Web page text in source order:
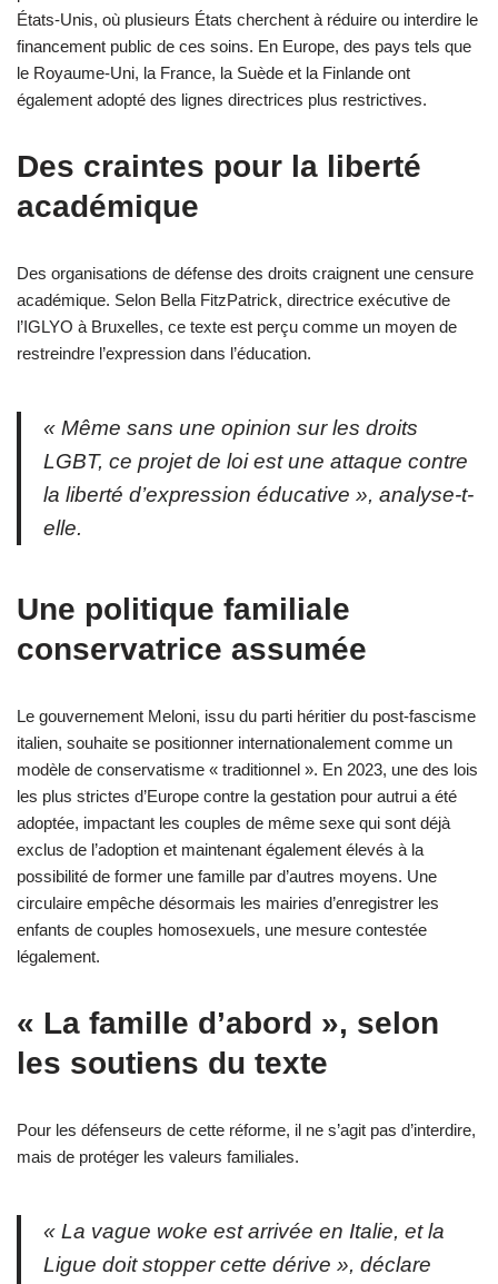
États-Unis, où plusieurs États cherchent à réduire ou interdire le
financement public de ces soins. En Europe, des pays tels que
le Royaume-Uni, la France, la Suède et la Finlande ont
également adopté des lignes directrices plus restrictives.
Des craintes pour la liberté
académique
Des organisations de défense des droits craignent une censure
académique. Selon Bella FitzPatrick, directrice exécutive de
l’IGLYO à Bruxelles, ce texte est perçu comme un moyen de
restreindre l’expression dans l’éducation.
« Même sans une opinion sur les droits
LGBT, ce projet de loi est une attaque contre
la liberté d’expression éducative », analyse-t-
elle.
Une politique familiale
conservatrice assumée
Le gouvernement Meloni, issu du parti héritier du post-fascisme
italien, souhaite se positionner internationalement comme un
modèle de conservatisme « traditionnel ». En 2023, une des lois
les plus strictes d’Europe contre la gestation pour autrui a été
adoptée, impactant les couples de même sexe qui sont déjà
exclus de l’adoption et maintenant également élevés à la
possibilité de former une famille par d’autres moyens. Une
circulaire empêche désormais les mairies d’enregistrer les
enfants de couples homosexuels, une mesure contestée
légalement.
« La famille d’abord », selon
les soutiens du texte
Pour les défenseurs de cette réforme, il ne s’agit pas d’interdire,
mais de protéger les valeurs familiales.
« La vague woke est arrivée en Italie, et la
Ligue doit stopper cette dérive », déclare